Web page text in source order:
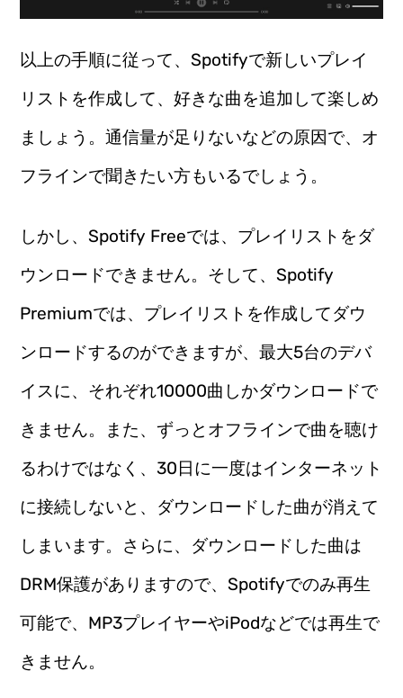
以上の手順に従って、Spotifyで新しいプレイ
リストを作成して、好きな曲を追加して楽しめ
ましょう。通信量が足りないなどの原因で、オ
フラインで聞きたい方もいるでしょう。
しかし、Spotify Freeでは、プレイリストをダ
ウンロードできません。そして、Spotify
Premiumでは、プレイリストを作成してダウ
ンロードするのができますが、最大5台のデバ
イスに、それぞれ10000曲しかダウンロードで
きません。また、ずっとオフラインで曲を聴け
るわけではなく、30日に一度はインターネット
に接続しないと、ダウンロードした曲が消えて
しまいます。さらに、ダウンロードした曲は
DRM保護がありますので、Spotifyでのみ再生
可能で、MP3プレイヤーやiPodなどでは再生で
きません。